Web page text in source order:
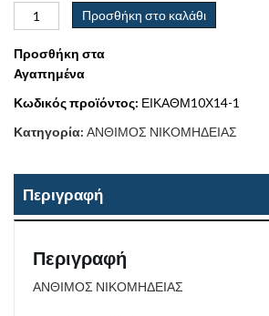
Προσθήκη στο καλάθι
Προσθήκη στα
Αγαπημένα
Κωδικός προϊόντος: ΕΙΚΑΘΜ10Χ14-1
Κατηγορία: ΑΝΘΙΜΟΣ ΝΙΚΟΜΗΔΕΙΑΣ
Περιγραφή
Περιγραφή
ΑΝΘΙΜΟΣ ΝΙΚΟΜΗΔΕΙΑΣ